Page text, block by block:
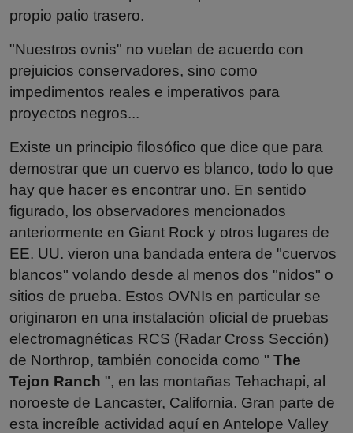
propio patio trasero.
"Nuestros ovnis" no vuelan de acuerdo con
prejuicios conservadores, sino como
impedimentos reales e imperativos para
proyectos negros...
Existe un principio filosófico que dice que para
demostrar que un cuervo es blanco, todo lo que
hay que hacer es encontrar uno. En sentido
figurado, los observadores mencionados
anteriormente en Giant Rock y otros lugares de
EE. UU. vieron una bandada entera de "cuervos
blancos" volando desde al menos dos "nidos" o
sitios de prueba. Estos OVNIs en particular se
originaron en una instalación oficial de pruebas
electromagnéticas RCS (Radar Cross Sección)
de Northrop, también conocida como " The
Tejon Ranch ", en las montañas Tehachapi, al
noroeste de Lancaster, California. Gran parte de
esta increíble actividad aquí en Antelope Valley